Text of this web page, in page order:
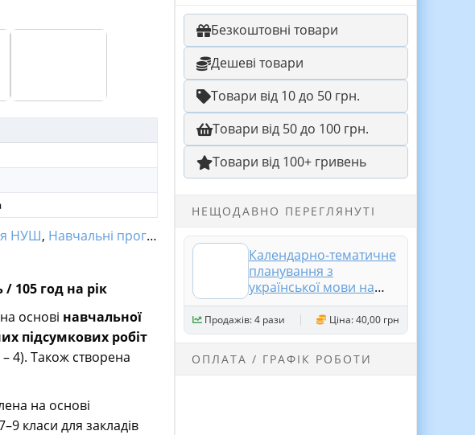
НУШ, Навчальні програми
105 год на рік
основі навчальної
підсумкових робіт
– 4). Також створена
на основі
класи для закладів
Безкоштовні товари
Дешеві товари
Товари від 10 до 50 грн.
Товари від 50 до 100 грн.
Товари від 100+ гривень
НЕЩОДАВНО ПЕРЕГЛЯНУТІ
Календарно-тематичне
планування з
української мови на
2026/2027 н.р. +
навчальна програма. 9
клас НУШ. (За
модельною програмою
Заболотного)
Продажів: 4 рази Ціна: 40,00 грн
ОПЛАТА / ГРАФІК РОБОТИ